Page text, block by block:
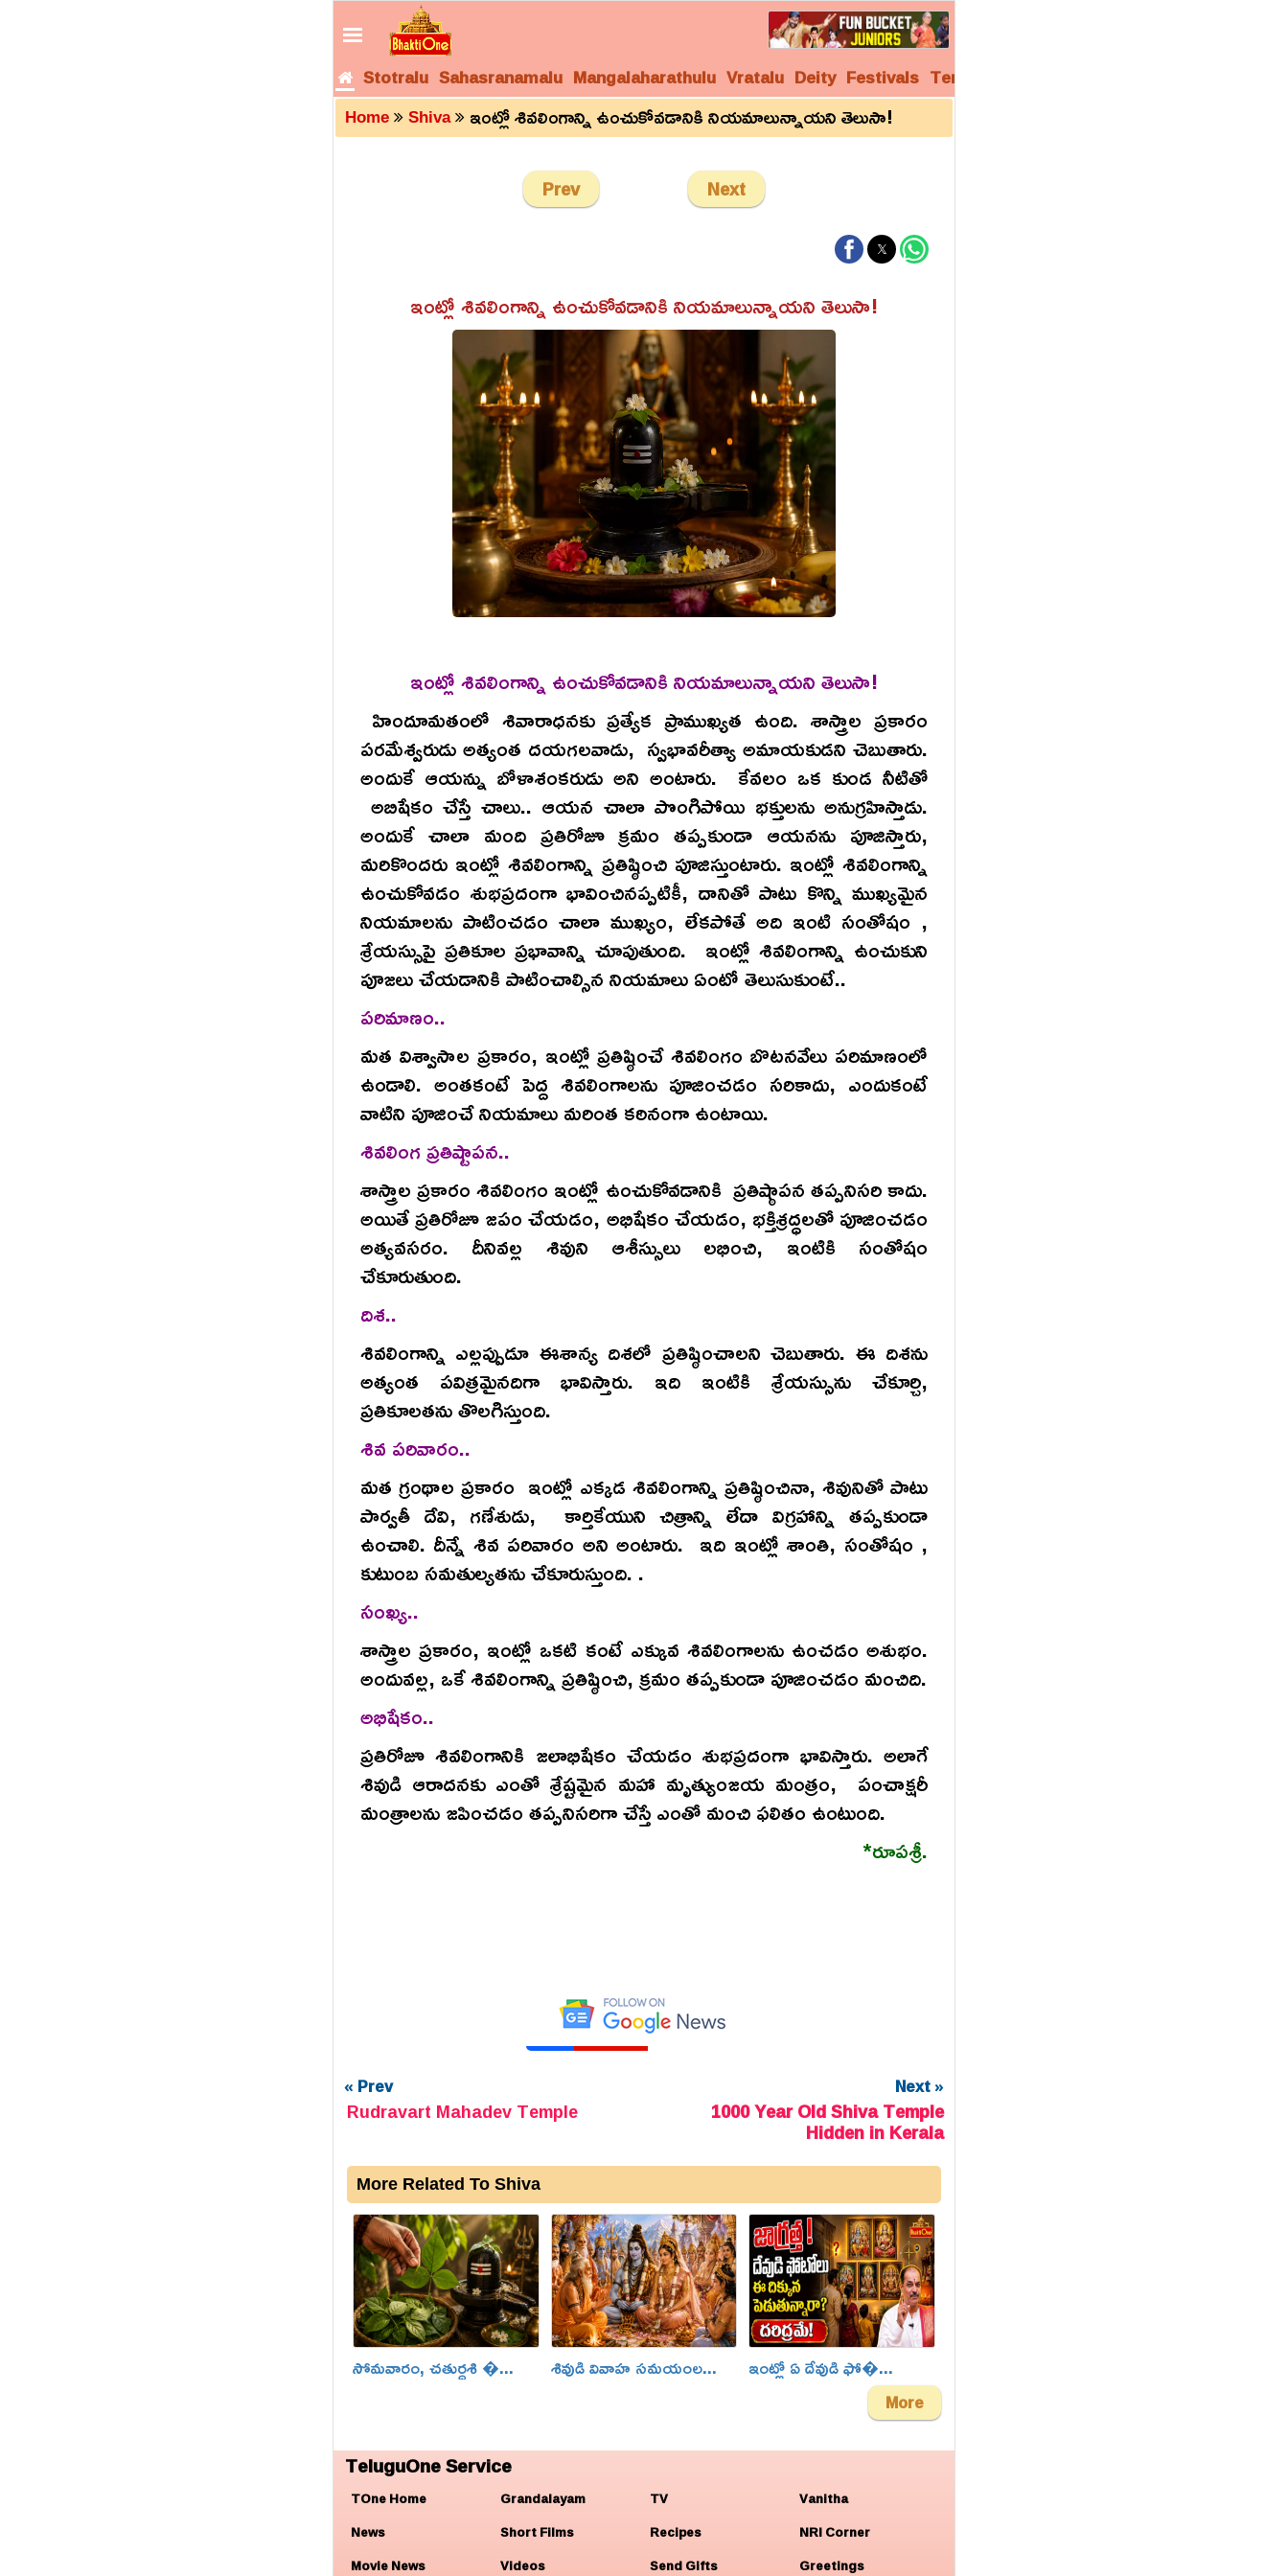
Stotralu Sahasranamalu Mangalaharathulu Vratalu Deity Festivals Temples
Home Shiva ఇంట్లో శివలింగాన్ని ఉంచుకోవడానికి నియమాలున్నాయని తెలుసా!
Prev Next
ఇంట్లో శివలింగాన్ని ఉంచుకోవడానికి నియమాలున్నాయని తెలుసా!
ఇంట్లో శివలింగాన్ని ఉంచుకోవడానికి నియమాలున్నాయని తెలుసా!
హిందూమతంలో శివారాధనకు ప్రత్యేక ప్రాముఖ్యత ఉంది. శాస్త్రాల ప్రకారం
పరమేశ్వరుడు అత్యంత దయగలవాడు, స్వభావరీత్యా అమాయకుడని చెబుతారు.
అందుకే ఆయన్ను బోళాశంకరుడు అని అంటారు. కేవలం ఒక కుండ నీటితో
అబిషేకం చేస్తే చాలు.. ఆయన చాలా పొంగిపోయి భక్తులను అనుగ్రహిస్తాడు.
అందుకే చాలా మంది ప్రతిరోజూ క్రమం తప్పకుండా ఆయనను పూజిస్తారు,
మరికొందరు ఇంట్లో శివలింగాన్ని ప్రతిష్ఠించి పూజిస్తుంటారు. ఇంట్లో శివలింగాన్ని
ఉంచుకోవడం శుభప్రదంగా భావించినప్పటికీ, దానితో పాటు కొన్ని ముఖ్యమైన
నియమాలను పాటించడం చాలా ముఖ్యం, లేకపోతే అది ఇంటి సంతోషం ,
శ్రేయస్సుపై ప్రతికూల ప్రభావాన్ని చూపుతుంది. ఇంట్లో శివలింగాన్ని ఉంచుకుని
పూజలు చేయడానికి పాటించాల్సిన నియమాలు ఏంటో తెలుసుకుంటే..
పరిమాణం..
మత విశ్వాసాల ప్రకారం, ఇంట్లో ప్రతిష్ఠించే శివలింగం బొటనవేలు పరిమాణంలో
ఉండాలి. అంతకంటే పెద్ద శివలింగాలను పూజించడం సరికాదు, ఎందుకంటే
వాటిని పూజించే నియమాలు మరింత కఠినంగా ఉంటాయి.
శివలింగ ప్రతిష్టాపన..
శాస్త్రాల ప్రకారం శివలింగం ఇంట్లో ఉంచుకోవడానికి ప్రతిష్ఠాపన తప్పనిసరి కాదు.
అయితే ప్రతిరోజూ జపం చేయడం, అభిషేకం చేయడం, భక్తిశ్రద్ధలతో పూజించడం
అత్యవసరం. దీనివల్ల శివుని ఆశీస్సులు లభించి, ఇంటికి సంతోషం
చేకూరుతుంది.
దిశ..
శివలింగాన్ని ఎల్లప్పుడూ ఈశాన్య దిశలో ప్రతిష్ఠించాలని చెబుతారు. ఈ దిశను
అత్యంత పవిత్రమైనదిగా భావిస్తారు. ఇది ఇంటికి శ్రేయస్సును చేకూర్చి,
ప్రతికూలతను తొలగిస్తుంది.
శివ పరివారం..
మత గ్రంథాల ప్రకారం ఇంట్లో ఎక్కడ శివలింగాన్ని ప్రతిష్ఠించినా, శివునితో పాటు
పార్వతీ దేవి, గణేశుడు, కార్తికేయుని చిత్రాన్ని లేదా విగ్రహాన్ని తప్పకుండా
ఉంచాలి. దీన్నే శివ పరివారం అని అంటారు. ఇది ఇంట్లో శాంతి, సంతోషం ,
కుటుంబ సమతుల్యతను చేకూరుస్తుంది. .
సంఖ్య..
శాస్త్రాల ప్రకారం, ఇంట్లో ఒకటి కంటే ఎక్కువ శివలింగాలను ఉంచడం అశుభం.
అందువల్ల, ఒకే శివలింగాన్ని ప్రతిష్ఠించి, క్రమం తప్పకుండా పూజించడం మంచిది.
అభిషేకం..
ప్రతిరోజూ శివలింగానికి జలాభిషేకం చేయడం శుభప్రదంగా భావిస్తారు. అలాగే
శివుడి ఆరాదనకు ఎంతో శ్రేష్టమైన మహా మృత్యుంజయ మంత్రం, పంచాక్షరీ
మంత్రాలను జపించడం తప్పనిసరిగా చేస్తే ఎంతో మంచి ఫలితం ఉంటుంది.
*రూపశ్రీ.
« Prev
Rudravart Mahadev Temple
Next »
1000 Year Old Shiva Temple
Hidden in Kerala
More Related To Shiva
సోమవారం, చతుర్దశి �... శివుడి వివాహ సమయంల... ఇంట్లో ఏ దేవుడి ఫో�...
More
TeluguOne Service
TOne Home
News
Movie News
Grandalayam
Short Films
Videos
TV
Recipes
Send Gifts
Vanitha
NRI Corner
Greetings